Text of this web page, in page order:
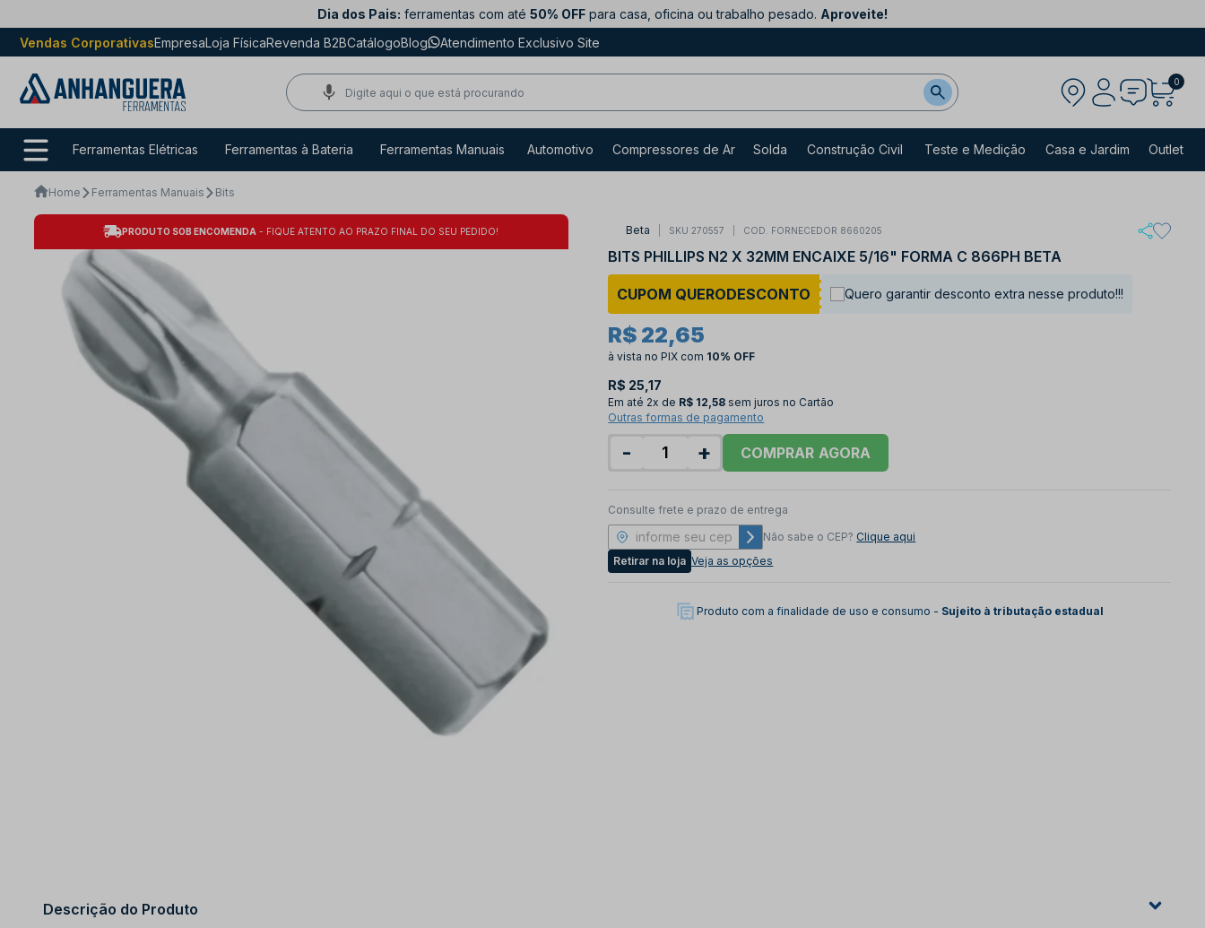
Dia dos Pais: ferramentas com até 50% OFF para casa, oficina ou trabalho pesado. Aproveite!
Vendas CorporativasEmpresaLoja FísicaRevenda B2BCatálogoBlog Atendimento Exclusivo Site
0
Ferramentas Elétricas Ferramentas à Bateria Ferramentas Manuais Automotivo Compressores de Ar Solda Construção Civil Teste e Medição Casa e Jardim Outlet
Home Ferramentas Manuais Bits
PRODUTO SOB ENCOMENDA - FIQUE ATENTO AO PRAZO FINAL DO SEU PEDIDO! Beta SKU 270557 COD. FORNECEDOR 8660205
BITS PHILLIPS N2 X 32MM ENCAIXE 5/16" FORMA C 866PH BETA
CUPOM QUERODESCONTO Quero garantir desconto extra nesse produto!!!
R$ 22,65
à vista no PIX com 10% OFF
R$ 25,17
Em até 2x de R$ 12,58 sem juros no Cartão
Outras formas de pagamento
- + COMPRAR
Consulte frete e prazo de entrega
Não sabe o CEP? Clique aqui
Retirar na loja Veja as opções
Produto com a finalidade de uso e consumo - Sujeito à tributação estadual
Descrição do Produto